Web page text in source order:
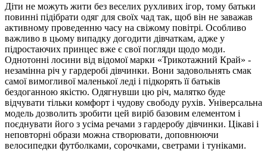
Діти не можуть жити без веселих рухливих ігор, тому батьки
повинні підібрати одяг для своїх чад так, щоб він не заважав
активному проведенню часу на свіжому повітрі. Особливо
важливо в цьому випадку догодити дівчаткам, адже у
підростаючих принцес вже є свої погляди щодо моди.
Однотонні лосини від відомої марки «Трикотажний Край» -
незамінна річ у гардеробі дівчинки. Вони задовольнять смак
самої вимогливої ​​маленької леді і підкорять її батьків
бездоганною якістю. Одягнувши цю річ, малятко буде
відчувати тільки комфорт і чудову свободу рухів. Універсальна
модель дозволить зробити цей виріб базовим елементом і
поєднувати його з усіма речами з гардеробу дівчинки. Цікаві і
неповторні образи можна створювати, доповнюючи
велосипедки футболками, сорочками, светрами і туніками.